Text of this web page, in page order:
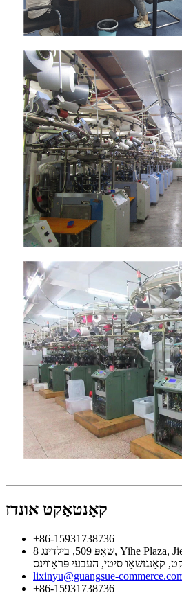
קאָנטאַקט אונדז
+86-15931738736
שאָפּ 509, בילדינג 8, Yihe Plaza, Jiefang West Road, Yunhe
קאַנגזשאָו סיטי, העבעי פּראַווינס
lixinyu@guangsue-
+86-15931738736